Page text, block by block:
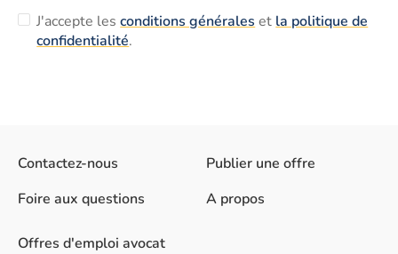
J'accepte lesconditions générales et la politique de
confidentialité.
Contactez-nous
Foire aux questions
Publier une offre
A propos
Offres d'emploi avocat